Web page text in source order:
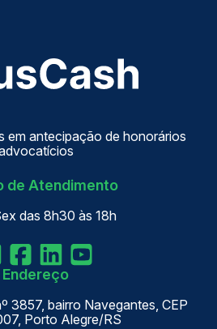
em antecipação de honorários
de Atendimento
das 8h30 às 18h
Endereço
3857, bairro Navegantes, CEP
Porto Alegre/RS